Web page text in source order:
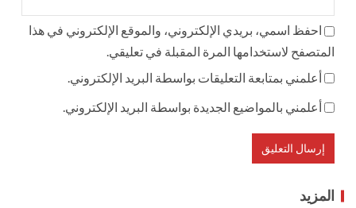
احفظ اسمي، بريدي الإلكتروني، والموقع الإلكتروني في هذا
المتصفح لاستخدامها المرة المقبلة في تعليقي.
أعلمني بمتابعة التعليقات بواسطة البريد الإلكتروني.
أعلمني بالمواضيع الجديدة بواسطة البريد الإلكتروني.
المزيد